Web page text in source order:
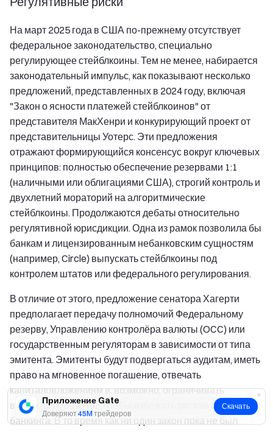
Приложение Gate
Доверяют45M трейдеров
Скачать
На март 2025 года в США по-прежнему отсутствует
федеральное законодательство, специально
регулирующее стейблкоины. Тем не менее, набирается
законодательный импульс, как показывают несколько
предложений, представленных в 2024 году, включая
"Закон о ясности платежей стейблкоинов" от
представителя МакХенри и конкурирующий проект от
представительницы Уотерс. Эти предложения
отражают формирующийся консенсус вокруг ключевых
принципов: полностью обеспечение резервами 1:1
(наличными или облигациями США), строгий контроль и
двухлетний мораторий на алгоритмические
стейблкоины. Продолжаются дебаты относительно
регулятивной юрисдикции. Одна из рамок позволила бы
банкам и лицензированным небанковским сущностям
(например, Circle) выпускать стейблкоины под
контролем штатов или федерального регулирования.
В отличие от этого, предложение сенатора Хагерти
предполагает передачу полномочий Федеральному
резерву, Управлению контролёра валюты (OCC) или
государственным регуляторам в зависимости от типа
эмитента. Эмитенты будут подвергаться аудитам, иметь
право на мгновенное погашение, отвечать
капиталовложениям и, возможно, ограничивать
выплаты процентов, чтобы избежать рисков теневого
банкинга. В то время как ни один закон пока не был